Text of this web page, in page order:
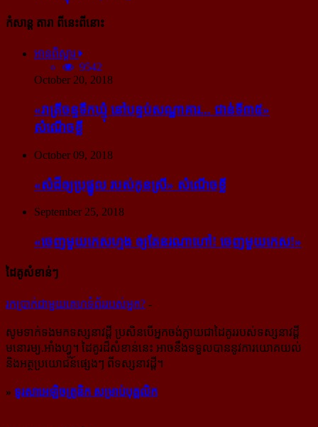
កំសាន្ដ តារា ពីនេះពីនោះ
អានពិស្ដារ
9542
October 20, 2018
«រាត្រីចន្ទទឹកឃ្មុំ នៅបន្ទប់សណ្ឋាគារ... ជាន់ទី៣៥»
សំណើចខ្លី
October 09, 2018
«សំដី​ឲ្យ​ប្រផ្នូល របស់​កូនស្រី» សំណើចខ្លី
September 25, 2018
«ចេញ​មួយ​កេស​ហ្មង ឲ្យ​តែ​នរណា​ហៅ! ចេញ​មួយ​កេស!»
ដៃគូសំខាន់ៗ
រក​​ប្រាក់​​ជា​​មួយ​​គេហទំព័រ​​របស់​​អ្នក? -
សូម​ទាក់ទង​មក​ទស្សនាវដ្ដី ប្រសិន​បើ​អ្នក​ចង់​ក្លាយ​ជា​ដៃគូរ​របស់​ទស្សនាវដ្ដី​
មនោរម្យ.អាំងហ្វូ។ ដៃ​គូរ​ដ៏​សំខាន់​នេះ អាច​នឹង​ទទួល​បាន​នូវ​ការ​យោគយល់
និង​អត្ថ​ប្រយោជន៍​ផ្សេងៗ ពីទស្សនាវដ្ដី។
» ទូរសាអេឡិចត្រូនិក សម្រាប់បុគ្គលិក